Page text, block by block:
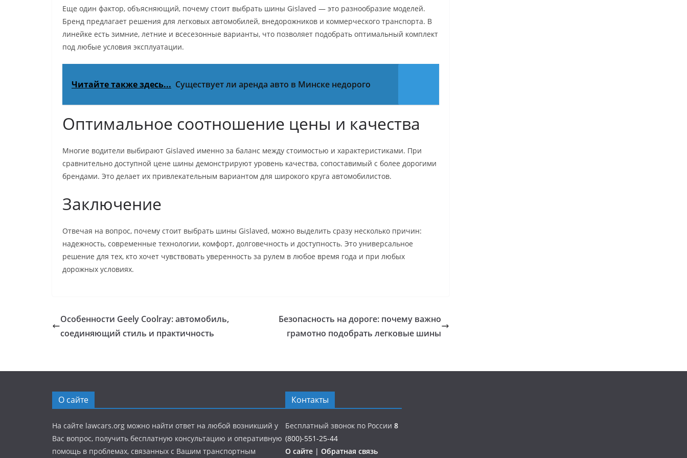
Еще один фактор, объясняющий, почему стоит выбрать шины Gislaved — это разнообразие моделей.
Бренд предлагает решения для легковых автомобилей, внедорожников и коммерческого транспорта. В
линейке есть зимние, летние и всесезонные варианты, что позволяет подобрать оптимальный комплект
под любые условия эксплуатации.
Читайте также здесь... Существует ли аренда авто в Минске недорого
Оптимальное соотношение цены и качества
Многие водители выбирают Gislaved именно за баланс между стоимостью и характеристиками. При
сравнительно доступной цене шины демонстрируют уровень качества, сопоставимый с более дорогими
брендами. Это делает их привлекательным вариантом для широкого круга автомобилистов.
Заключение
Отвечая на вопрос, почему стоит выбрать шины Gislaved, можно выделить сразу несколько причин:
надежность, современные технологии, комфорт, долговечность и доступность. Это универсальное
решение для тех, кто хочет чувствовать уверенность за рулем в любое время года и при любых
дорожных условиях.
Особенности Geely Coolray: автомобиль,
соединяющий стиль и практичность
Безопасность на дороге: почему важно
грамотно подобрать легковые шины
О сайте
На сайте lawcars.org можно найти ответ на любой возникший у
Вас вопрос, получить бесплатную консультацию и оперативную
помощь в проблемах, связанных с Вашим транспортным
Контакты
Бесплатный звонок по России 8
(800)-551-25-44
О сайте | Обратная связь